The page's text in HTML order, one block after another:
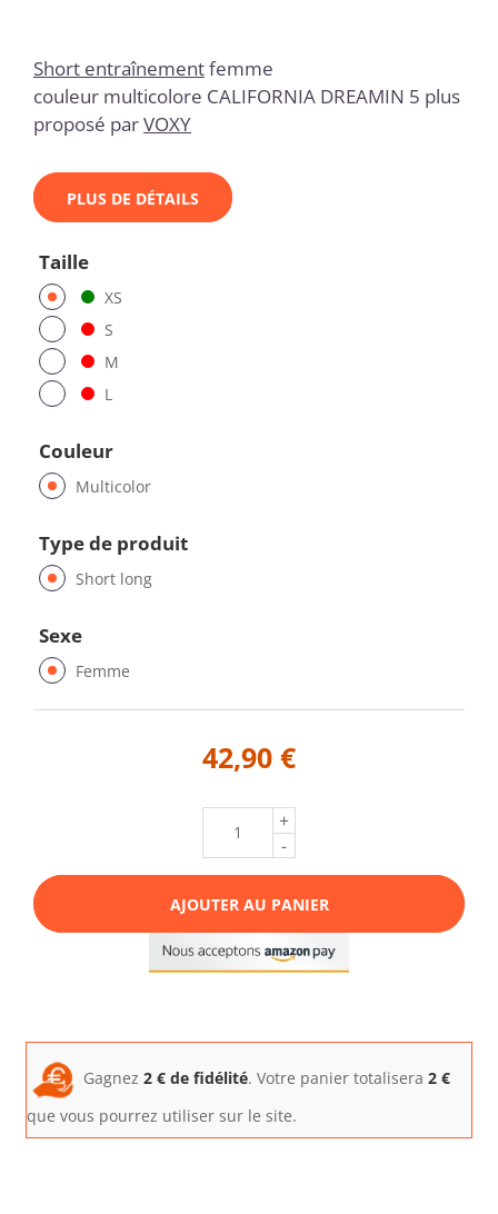
Short entraînementfemme
couleur multicolore CALIFORNIA DREAMIN 5 plus
proposé parVOXY
PLUS DE DÉTAILS
Taille
XS
S
M
L
Couleur
Multicolor
Type de produit
Short long
Sexe
Femme
42,90 €
+
-
AJOUTER AU PANIER
Gagnez 2 € de fidélité. Votre panier totalisera 2 €
que vous pourrez utiliser sur le site.